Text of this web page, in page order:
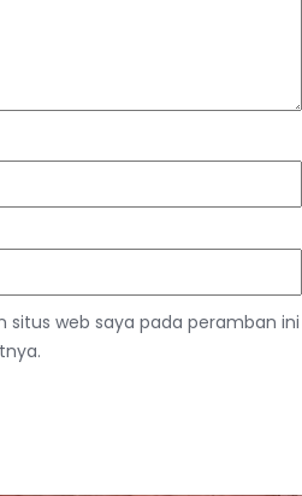
situs web saya pada peramban ini